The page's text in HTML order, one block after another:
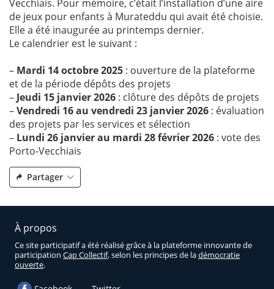
Vecchiais. Pour mémoire, c’était l’installation d’une aire
de jeux pour enfants à Murateddu qui avait été choisie.
Elle a été inaugurée au printemps dernier.
Le calendrier est le suivant :
– Mardi 14 octobre 2025 : ouverture de la plateforme
et de la période dépôts des projets
– Jeudi 15 janvier 2026 : clôture des dépôts de projets
–Vendredi 16 au vendredi 23 janvier 2026 : évaluation
des projets par les services et sélection
– Lundi 26 janvier au mardi 28 février 2026 : vote des
Porto-Vecchiais
Partager
À propos
Ce site participatif a été réalisé grâce à la plateforme innovante de
participation Cap Collectif, selon les principes de ladémocratie
ouverte.